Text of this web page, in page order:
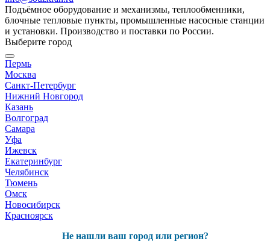
Подъёмное оборудование и механизмы, теплообменники,
блочные тепловые пункты, промышленные насосные станции
и установки. Производство и поставки по России.
Выберите город
Пермь
Москва
Санкт-Петербург
Нижний Новгород
Казань
Волгоград
Самара
Уфа
Ижевск
Екатеринбург
Челябинск
Тюмень
Омск
Новосибирск
Красноярск
Не нашли ваш город или регион?